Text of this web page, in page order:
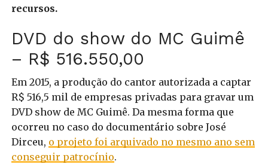
recursos.
DVD do show do MC Guimê
– R$ 516.550,00
Em 2015, a produção do cantor autorizada a captar
R$ 516,5 mil de empresas privadas para gravar um
DVD show de MC Guimê. Da mesma forma que
ocorreu no caso do documentário sobre José
Dirceu, o projeto foi arquivado no mesmo ano sem
conseguir patrocínio.